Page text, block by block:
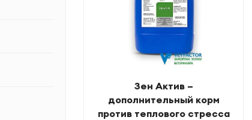
Зен Актив –
дополнительный корм
против теплового стресса